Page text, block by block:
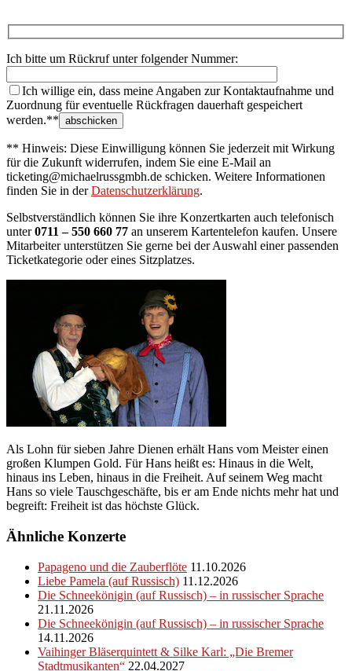
Ich bitte um Rückruf unter folgender Nummer:
Ich willige ein, dass meine Angaben zur Kontaktaufnahme und
Zuordnung für eventuelle Rückfragen dauerhaft gespeichert
werden.**
** Hinweis: Diese Einwilligung können Sie jederzeit mit Wirkung
für die Zukunft widerrufen, indem Sie eine E-Mail an
ticketing@michaelrussgmbh.de schicken. Weitere Informationen
finden Sie in derDatenschutzerklärung.
Selbstverständlich können Sie ihre Konzertkarten auch telefonisch
unter0711 – 550 660 77 an unserem Kartentelefon kaufen. Unsere
Mitarbeiter unterstützen Sie gerne bei der Auswahl einer passenden
Ticketkategorie oder eines Sitzplatzes.
Als Lohn für sieben Jahre Dienen erhält Hans vom Meister einen
großen Klumpen Gold. Für Hans heißt es: Hinaus in die Welt,
hinaus ins Leben, hinaus in die Freiheit. Auf seinem Weg macht
Hans so viele Tauschgeschäfte, bis er am Ende nichts mehr hat und
begreift: Freiheit ist das höchste Glück.
Ähnliche Konzerte
Papageno und die Zauberflöte 11.10.2026
Liebe Pamela (auf Russisch) 11.12.2026
Die Schneekönigin (auf Russisch) – in russischer Sprache
21.11.2026
Die Schneekönigin (auf Russisch) – in russischer Sprache
14.11.2026
Vaihinger Bläserquintett & Silke Karl: „Die Bremer
Stadtmusikanten“ 22.04.2027